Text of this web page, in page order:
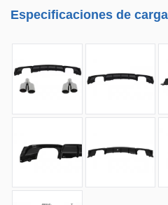
Especificaciones de